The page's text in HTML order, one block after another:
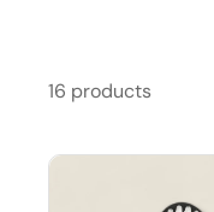
16 products